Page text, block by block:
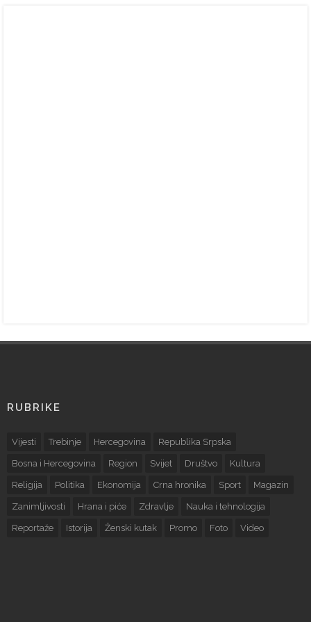
RUBRIKE
Vijesti Trebinje Hercegovina Republika Srpska
Bosna i Hercegovina Region Svijet Društvo Kultura
Religija Politika Ekonomija Crna hronika Sport Magazin
Zanimljivosti Hrana i piće Zdravlje Nauka i tehnologija
Reportaže Istorija Ženski kutak Promo Foto Video